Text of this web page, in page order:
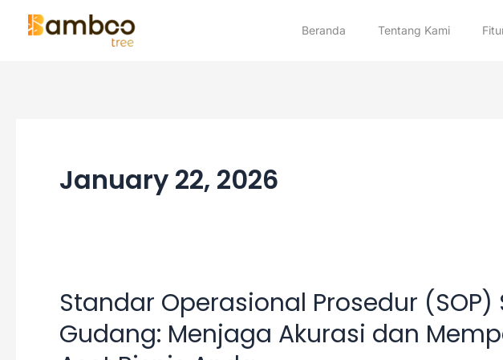
Skip
Beranda Tentang Kami
January 22, 2026
Standar Operasional Prosedur
Gudang: Menjaga Akurasi dan
Standar
Operasional
Prosedur